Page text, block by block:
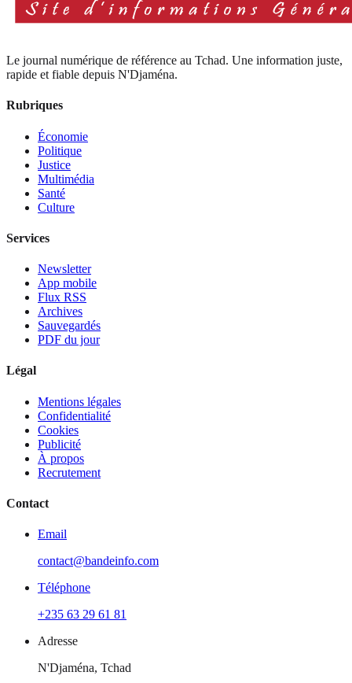
Le journal numérique de référence au Tchad. Une information juste,
rapide et fiable depuis N'Djaména.
Rubriques
Économie
Politique
Justice
Multimédia
Santé
Culture
Services
Newsletter
App mobile
Flux RSS
Archives
Sauvegardés
PDF du jour
Légal
Mentions légales
Confidentialité
Cookies
Publicité
À propos
Recrutement
Contact
Email
contact@bandeinfo.com
Téléphone
+235 63 29 61 81
Adresse
N'Djaména, Tchad